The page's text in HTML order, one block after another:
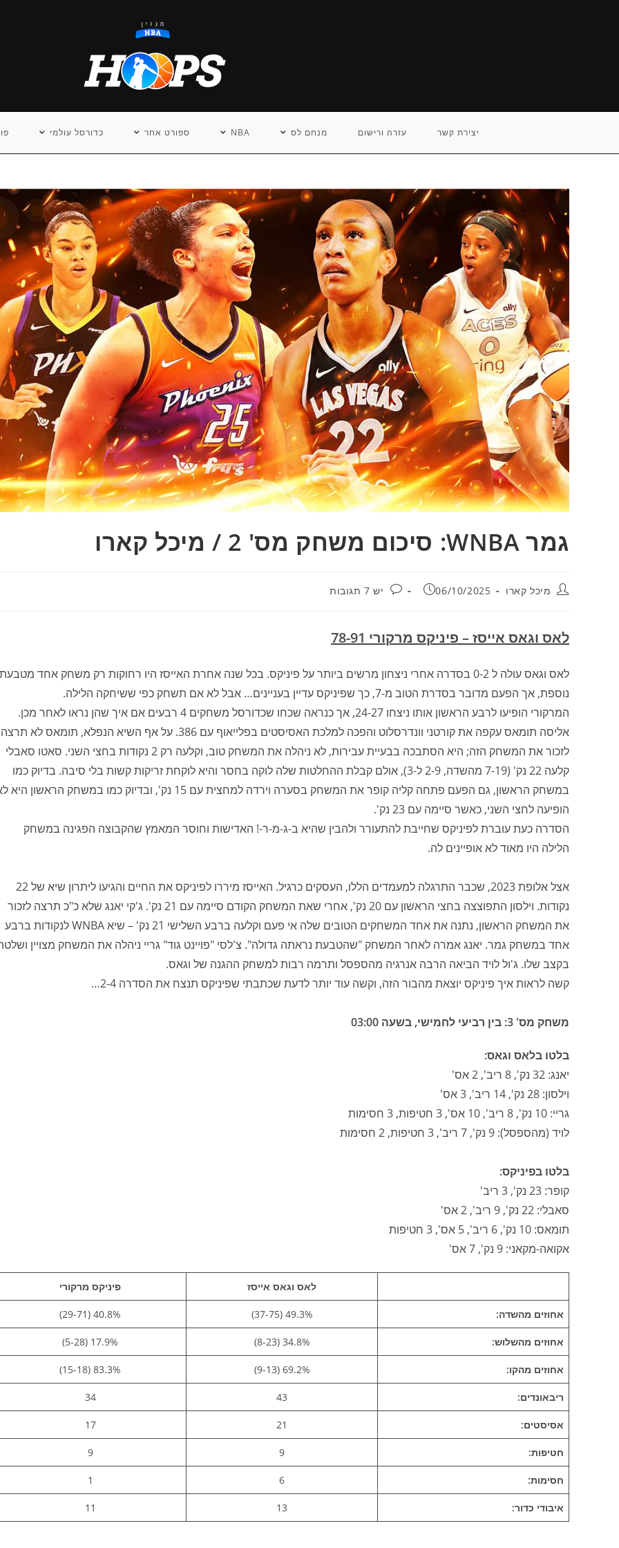
יצירת קשר עזרה ורישום מנחם לס NBA ספורט אחר כדורסל עולמי
גמר WNBA: סיכום משחק מס' 2 / מיכל קארו
מחבר:
מיכל קארו פורסם:
06/10/2025 תגובות:
יש 7 תגובות
לאס וגאס אייסז – פיניקס מרקורי 78-91
לאס וגאס עולה ל 0-2 בסדרה אחרי ניצחון מרשים ביותר על פיניקס. בכל שנה אחרת האייסז היו רחוקות רק משחק אחד מטבעת
נוספת, אך הפעם מדובר בסדרת הטוב מ-7, כך שפיניקס עדיין בעניינים… אבל לא אם תשחק כפי ששיחקה הלילה.
המרקורי הופיעו לרבע הראשון אותו ניצחו 24-27, אך כנראה שכחו שכדורסל משחקים 4 רבעים אם איך שהן נראו לאחר מכן.
אליסה תומאס עקפה את קורטני וונדרסלוט והפכה למלכת האסיסטים בפלייאוף עם 386. על אף השיא הנפלא, תומאס לא תרצה
לזכור את המשחק הזה; היא הסתבכה בבעיית עבירות, לא ניהלה את המשחק טוב, וקלעה רק 2 נקודות בחצי השני. סאטו סאבלי
קלעה 22 נק' (7-19 מהשדה, 2-9 ל-3), אולם קבלת ההחלטות שלה לוקה בחסר והיא לוקחת זריקות קשות בלי סיבה. בדיוק כמו
במשחק הראשון, גם הפעם פתחה קליה קופר את המשחק בסערה וירדה למחצית עם 15 נק', ובדיוק כמו במשחק הראשון
הופיעה לחצי השני, כאשר סיימה עם 23 נק'.
הסדרה כעת עוברת לפיניקס שחייבת להתעורר ולהבין שהיא ב-ג-מ-ר-! האדישות וחוסר המאמץ שהקבוצה הפגינה במשחק
הלילה היו מאוד לא אופיינים לה.
אצל אלופת 2023, שכבר התרגלה למעמדים הללו, העסקים כרגיל. האייסז מיררו לפיניקס את החיים והגיעו ליתרון שיא של 22
נקודות. וילסון התפוצצה בחצי הראשון עם 20 נק', אחרי שאת המשחק הקודם סיימה עם 21 נק'. ג'קי יאנג שלא כ"כ תרצה לזכור
את המשחק הראשון, נתנה את אחד המשחקים הטובים שלה אי פעם וקלעה ברבע השלישי 21 נק' – שיא WNBA לנקודות ברבע
אחד במשחק גמר. יאנג אמרה לאחר המשחק "שהטבעת נראתה גדולה". צ'לסי "פויינט גוד" גריי ניהלה את המשחק מצויין
בקצב שלו. ג'ול לויד הביאה הרבה אנרגיה מהספסל ותרמה רבות למשחק ההגנה של וגאס.
קשה לראות איך פיניקס יוצאת מהבור הזה, וקשה עוד יותר לדעת שכתבתי שפיניקס תנצח את הסדרה 2-4…
משחק מס' 3: בין רביעי לחמישי, בשעה 03:00
בלטו בלאס וגאס:
יאנג: 32 נק', 8 ריב', 2 אס'
וילסון: 28 נק', 14 ריב', 3 אס'
גריי: 10 נק', 8 ריב', 10 אס', 3 חטיפות, 3 חסימות
לויד (מהספסל): 9 נק', 7 ריב', 3 חטיפות, 2 חסימות
בלטו בפיניקס:
קופר: 23 נק', 3 ריב'
סאבלי: 22 נק', 9 ריב', 2 אס'
תומאס: 10 נק', 6 ריב', 5 אס', 3 חטיפות
אקואה-מקאני: 9 נק', 7 אס'
לאס וגאס אייסז פיניקס מרקורי
אחוזים מהשדה: 49.3% (37-75)
40.8% (29-71)
אחוזים מהשלוש: 34.8% (8-23)
17.9% (5-28)
אחוזים מהקו: 69.2% (9-13)
83.3% (15-18)
ריבאונדים: 43
34
אסיסטים: 21
17
חטיפות: 9
9
חסימות: 6
1
איבודי כדור: 13
11